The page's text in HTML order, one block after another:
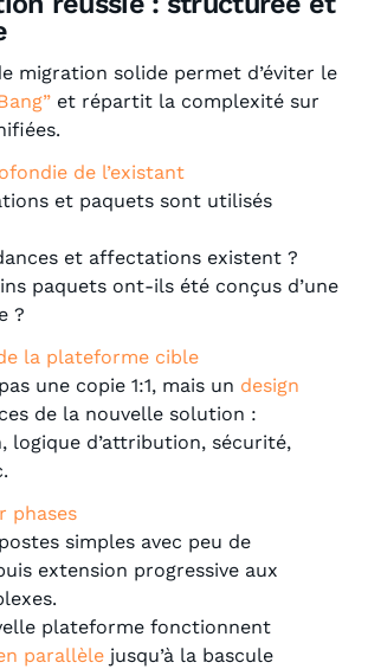
migration solide permet d’éviter le
et répartit la complexité sur
de l’existant
et paquets sont utilisés
et affectations existent ?
paquets ont-ils été conçus d’une
?
la plateforme cible
une copie 1:1, mais un design
de la nouvelle solution :
logique d’attribution, sécurité,
phases
simples avec peu de
extension progressive aux
plateforme fonctionnent
parallèlejusqu’à la bascule